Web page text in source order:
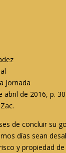
Jornada
abril de 2016, p. 30
de concluir su
días sean
y propiedad de